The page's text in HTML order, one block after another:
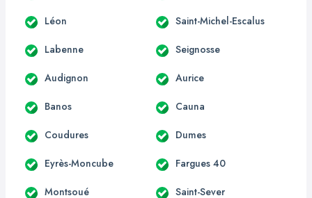
Léon Saint-Michel-Escalus
Labenne Seignosse
Audignon Aurice
Banos Cauna
Coudures Dumes
Eyrès-Moncube Fargues 40
Montsoué Saint-Sever